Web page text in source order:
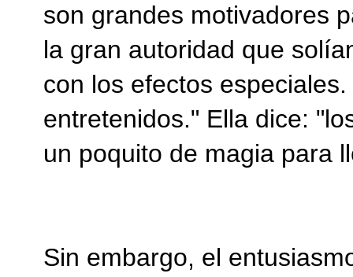
son grandes motivadores
la gran autoridad que
con los efectos
entretenidos." Ella dice:
un poquito de magia para
Sin embargo, el